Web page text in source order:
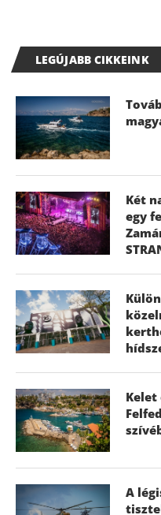
LEGÚJABB CIKKEINK
Két
egy
Kelet
A